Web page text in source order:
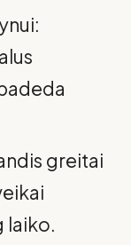
greitai
laiko.